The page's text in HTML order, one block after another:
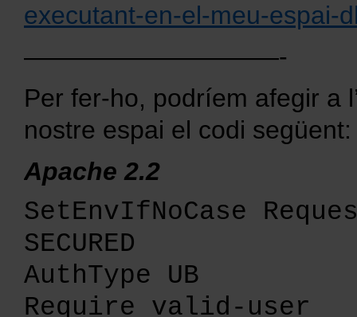
executant-en-el-meu-espai-
——————————-
Per fer-ho, podríem afegir a
nostre espai el codi següent:
Apache 2.2
SetEnvIfNoCase
SECURED
AuthType UB
Require valid-user